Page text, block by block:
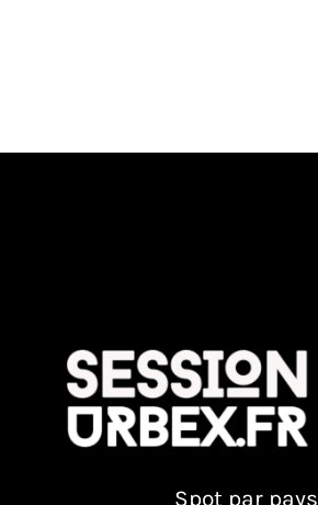
Spot par pays